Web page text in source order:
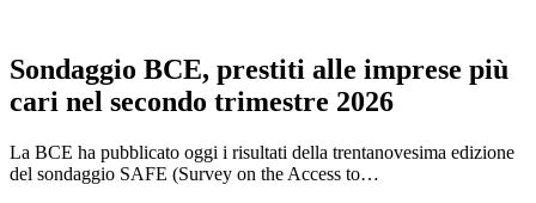
Sondaggio BCE, prestiti alle imprese più
cari nel secondo trimestre 2026
La BCE ha pubblicato oggi i risultati della trentanovesima edizione
del sondaggio SAFE (Survey on the Access to…